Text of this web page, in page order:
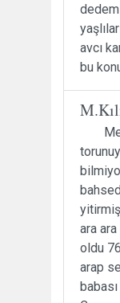
avcı
bu
ara
oldu
arap